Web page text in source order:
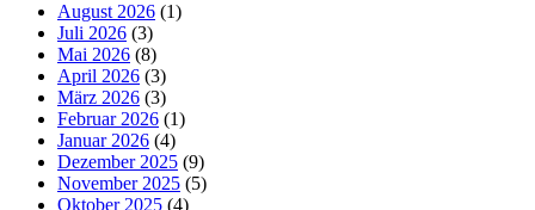
August 2026 (1)
Juli 2026 (3)
Mai 2026 (8)
April 2026 (3)
März 2026 (3)
Februar 2026 (1)
Januar 2026 (4)
Dezember 2025 (9)
November 2025 (5)
Oktober 2025 (4)